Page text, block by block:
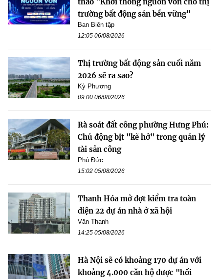
trường bất động sản bền vững"
Ban Biên tập
12:05 06/08/2026
Thị trường bất động sản cuối năm
2026 sẽ ra sao?
Kỳ Phương
09:00 06/08/2026
Rà soát đất công phường Hưng Phú:
Chủ động bịt "kẽ hở" trong quản lý
tài sản công
Phú Đức
15:02 05/08/2026
Thanh Hóa mở đợt kiểm tra toàn
diện 22 dự án nhà ở xã hội
Văn Thanh
14:25 05/08/2026
Hà Nội sẽ có khoảng 170 dự án với
khoảng 4.000 căn hộ được "hồi